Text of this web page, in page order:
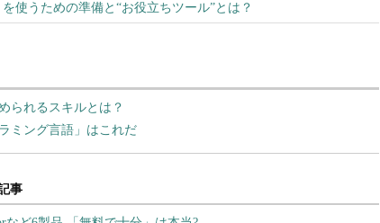
を使うための準備と“お役立ちツール”とは？
られるスキルとは？
ミング言語」はこれだ